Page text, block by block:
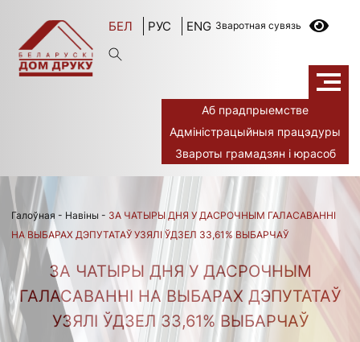
БЕЛ РУС ENG Зваротная сувязь
Аб прадпрыемстве
Адміністрацыйныя працэдуры
Звароты грамадзян і юрасоб
Галоўная - Навіны - ЗА ЧАТЫРЫ ДНЯ У ДАСРОЧНЫМ ГАЛАСАВАННІ
НА ВЫБАРАХ ДЭПУТАТАЎ УЗЯЛІ ЎДЗЕЛ 33,61% ВЫБАРЧАЎ
ЗА ЧАТЫРЫ ДНЯ У ДАСРОЧНЫМ
ГАЛАСАВАННІ НА ВЫБАРАХ ДЭПУТАТАЎ
УЗЯЛІ ЎДЗЕЛ 33,61% ВЫБАРЧАЎ